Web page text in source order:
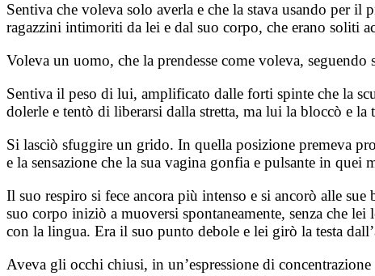
Sentiva che voleva solo averla e che la stava usando per il
ragazzini intimoriti da lei e dal suo corpo, che erano soliti
Voleva un uomo, che la prendesse come voleva,
Sentiva il peso di lui, amplificato dalle forti spinte che la
dolerle e tentò di liberarsi dalla stretta, ma lui la bloccò e
Si lasciò sfuggire un grido. In quella posizione premeva
e la sensazione che la sua vagina gonfia e pulsante in quei
Il suo respiro si fece ancora più intenso e si ancorò alle
suo corpo iniziò a muoversi spontaneamente, senza che
con la lingua. Era il suo punto debole e lei girò la testa
Aveva gli occhi chiusi, in un’espressione di